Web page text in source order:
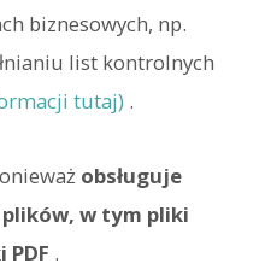
biznesowych, np.
list kontrolnych
tutaj) .
obsługuje
w tym pliki
.